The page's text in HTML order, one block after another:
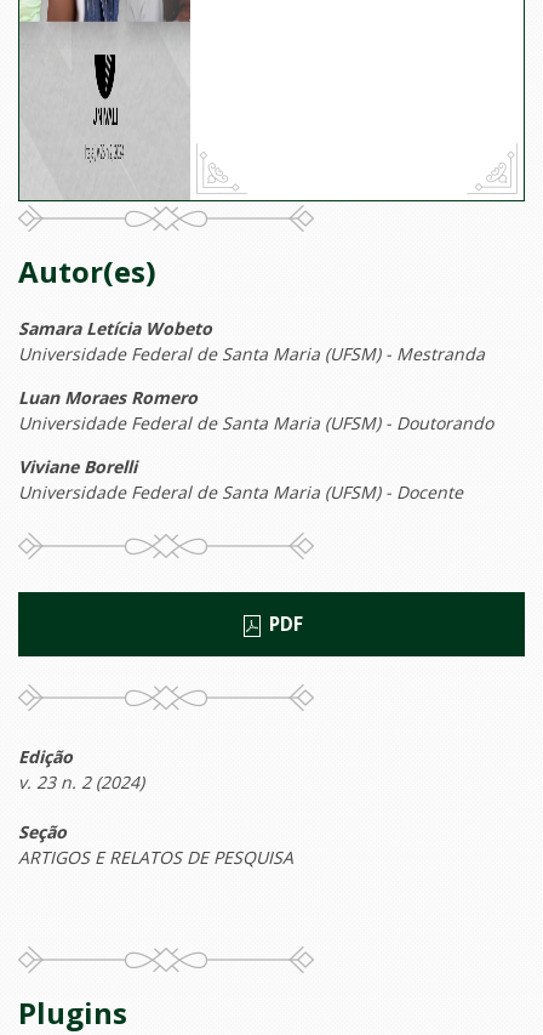
Autor(es)
Samara Letícia Wobeto
Universidade Federal de Santa Maria (UFSM) - Mestranda
Luan Moraes Romero
Universidade Federal de Santa Maria (UFSM) - Doutorando
Viviane Borelli
Universidade Federal de Santa Maria (UFSM) - Docente
PDF
Edição
v. 23 n. 2 (2024)
Seção
ARTIGOS E RELATOS DE PESQUISA
Plugins